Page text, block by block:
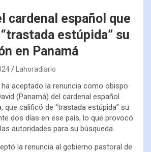
cardenal español que
estúpida” su
en Panamá
Lahoradiario
aceptado la renuncia como obispo
(Panamá) del cardenal español
que calificó de “trastada estúpida” su
dos días en ese país, lo que provocó
autoridades para su búsqueda.
la renuncia al gobierno pastoral de